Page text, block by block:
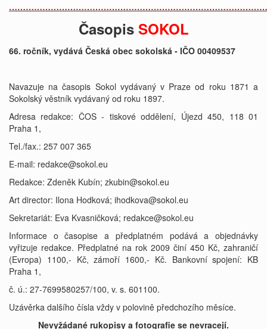
…………………………………………
Časopis SOKOL
66. ročník, vydává Česká obec sokolská - IČO 00409537
Navazuje na časopis Sokol vydávaný v Praze od roku 1871 a
Sokolský věstník vydávaný od roku 1897.
Adresa redakce: ČOS - tiskové oddělení, Újezd 450, 118 01
Praha 1,
Tel./fax.: 257 007 365
E-mail: redakce@sokol.eu
Redakce: Zdeněk Kubín; zkubin@sokol.eu
Art director: Ilona Hodková; ihodkova@sokol.eu
Sekretariát: Eva Kvasničková; redakce@sokol.eu
Informace o časopise a předplatném podává a objednávky
vyřizuje redakce. Předplatné na rok 2009 činí 450 Kč, zahraničí
(Evropa) 1100,- Kč, zámoří 1600,- Kč. Bankovní spojení: KB
Praha 1,
č. ú.: 27-7699580257/100, v. s. 601100.
Uzávěrka dalšího čísla vždy v polovině předchozího měsíce.
Nevyžádané rukopisy a fotografie se nevracejí.